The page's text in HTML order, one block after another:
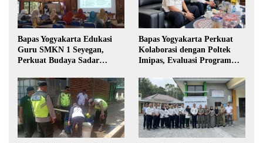
Bapas Yogyakarta Edukasi
Guru SMKN 1 Seyegan,
Perkuat Budaya Sadar
Bapas Yogyakarta Perkuat
Kolaborasi dengan Poltek
Imipas, Evaluasi Program